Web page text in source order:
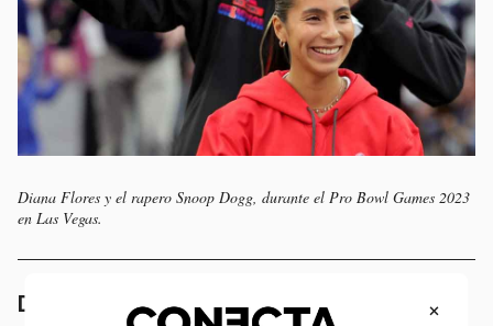
Diana Flores y el rapero Snoop Dogg, durante el Pro Bowl Games 2023
en Las Vegas.
Diana Flores: una campeona nata ×